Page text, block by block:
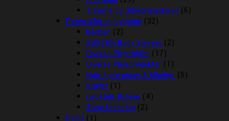
Trimme og Udredningsknive (6)
Plejemidler og hygiejne (32)
bagben (2)
BUSTER Body Sleeves (2)
Diverse Plejemidler (17)
Diverse Plejeprodukter (1)
Høm høm poser & tilbehør (5)
Kraver (1)
Løbetids Bukser (4)
Tisse Underlag (2)
Pools (1)